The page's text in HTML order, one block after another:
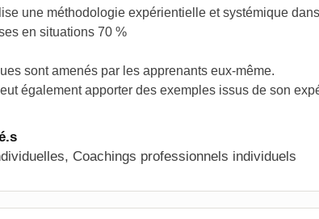
une méthodologie expérientielle et systémique
en situations 70 %
sont amenés par les apprenants eux-même.
également apporter des exemples issus de son
Coachings professionnels individuels